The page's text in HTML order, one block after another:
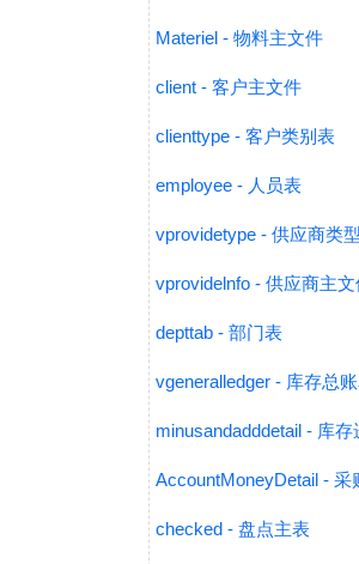
Materiel - 物料主文件
client - 客户主文件
clienttype - 客户类别表
employee - 人员表
vprovidetype - 供应商类
vprovidelnfo - 供应商主
depttab - 部门表
vgeneralledger - 库存总
minusandadddetail - 库
AccountMoneyDetail - 采
checked - 盘点主表